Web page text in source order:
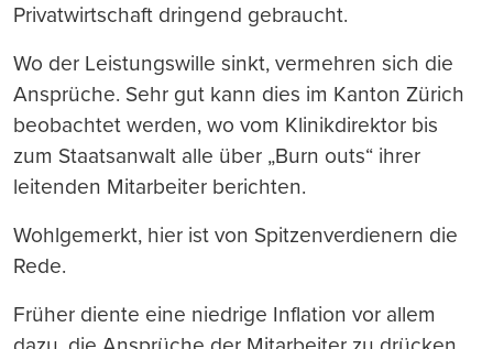
Privatwirtschaft dringend gebraucht.
Wo der Leistungswille sinkt, vermehren sich die
Ansprüche. Sehr gut kann dies im Kanton Zürich
beobachtet werden, wo vom Klinikdirektor bis
zum Staatsanwalt alle über „Burn outs“ ihrer
leitenden Mitarbeiter berichten.
Wohlgemerkt, hier ist von Spitzenverdienern die
Rede.
Früher diente eine niedrige Inflation vor allem